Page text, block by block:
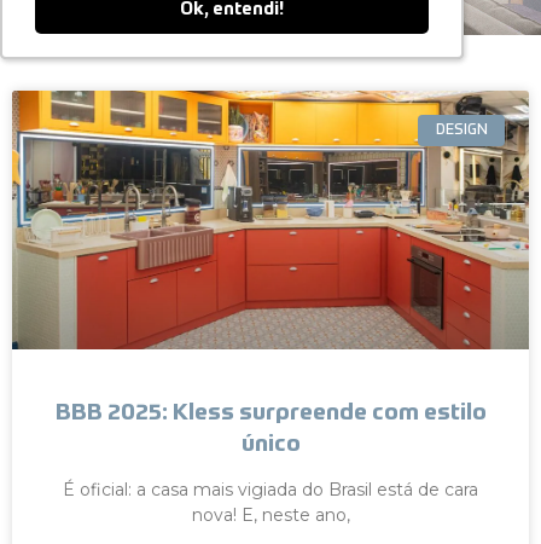
Ok, entendi!
Ok, entendi!
DESIGN
BBB 2025: Kless surpreende com estilo
único
É oficial: a casa mais vigiada do Brasil está de cara
nova! E, neste ano,